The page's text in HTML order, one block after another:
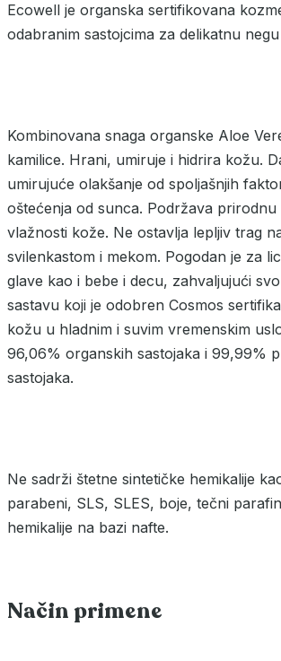
Ecowell je organska sertifikovana
odabranim sastojcima za delikatnu
Kombinovana snaga organske Aloe
kamilice. Hrani, umiruje i hidrira kožu.
umirujuće olakšanje od spoljašnjih
oštećenja od sunca. Podržava
vlažnosti kože. Ne ostavlja lepljiv trag
svilenkastom i mekom. Pogodan je za
glave kao i bebe i decu, zahvaljujući
sastavu koji je odobren Cosmos
kožu u hladnim i suvim vremenskim
96,06% organskih sastojaka i 99,99%
sastojaka.
Ne sadrži štetne sintetičke hemikalije
parabeni, SLS, SLES, boje, tečni
hemikalije na bazi nafte.
Način primene